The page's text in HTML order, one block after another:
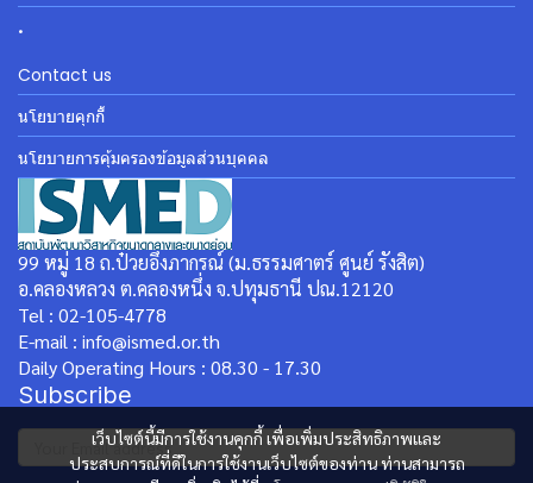
เว็บไซต์นี้มีการใช้งานคุกกี้ เพื่อเพิ่มประสิทธิภาพและ
ประสบการณ์ที่ดีในการใช้งานเว็บไซต์ของท่าน ท่านสามารถ
.
Contact us
นโยบายคุกกี้
นโยบายการคุ้มครองข้อมูลส่วนบุคคล
99 หมู่ 18 ถ.ป๋วยอึ๊งภากรณ์ (ม.ธรรมศาตร์ ศูนย์ รังสิต)
อ.คลองหลวง ต.คลองหนึ่ง จ.ปทุมธานี ปณ.12120
Tel : 02-105-4778
E-mail : info@ismed.or.th
Daily Operating Hours : 08.30 - 17.30
Subscribe